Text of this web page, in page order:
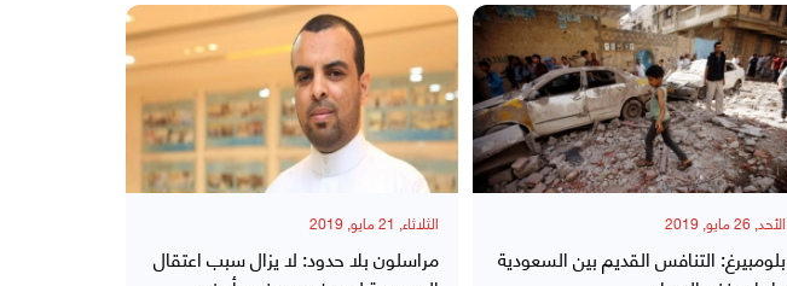
الأحد, 26 مايو, 2019
بلومبيرغ: التنافس القديم بين السعودية
الثلاثاء, 21 مايو, 2019
مراسلون بلا حدود: لا يزال سبب اعتقال